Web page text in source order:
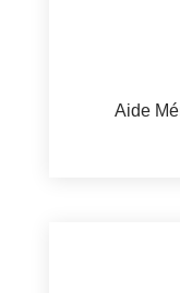
Aide